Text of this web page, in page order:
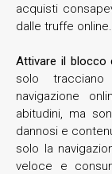
acquisti
dalle truffe online.
Attivare il blocco
solo
navigazione
abitudini, ma
dannosi e
solo la
veloce e